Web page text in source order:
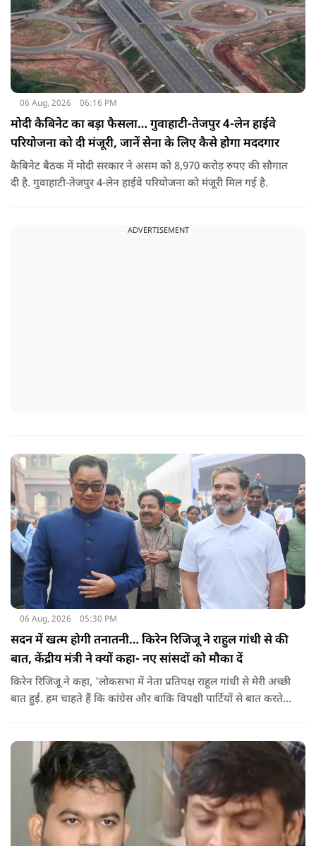
06 Aug, 2026 06:16 PM
मोदी कैबिनेट का बड़ा फैसला… गुवाहाटी-तेजपुर 4-लेन हाईवे
परियोजना को दी मंजूरी, जानें सेना के लिए कैसे होगा मददगार
कैबिनेट बैठक में मोदी सरकार ने असम को 8,970 करोड़ रुपए की सौगात
दी है. गुवाहाटी-तेजपुर 4-लेन हाईवे परियोजना को मंजूरी मिल गई है.
ADVERTISEMENT
06 Aug, 2026 05:30 PM
सदन में खत्म होगी तनातनी… किरेन रिजिजू ने राहुल गांधी से की
बात, केंद्रीय मंत्री ने क्यों कहा- नए सांसदों को मौका दें
किरेन रिजिजू ने कहा, 'लोकसभा में नेता प्रतिपक्ष राहुल गांधी से मेरी अच्छी
बात हुई. हम चाहते हैं कि कांग्रेस और बाकि विपक्षी पार्टियों से बात करते